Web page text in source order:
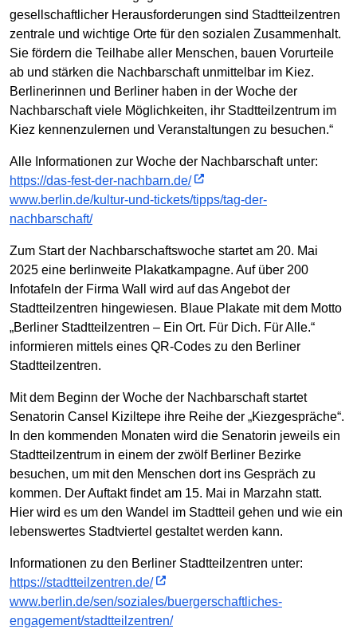
gesellschaftlicher Herausforderungen sind Stadtteilzentren
zentrale und wichtige Orte für den sozialen Zusammenhalt.
Sie fördern die Teilhabe aller Menschen, bauen Vorurteile
ab und stärken die Nachbarschaft unmittelbar im Kiez.
Berlinerinnen und Berliner haben in der Woche der
Nachbarschaft viele Möglichkeiten, ihr Stadtteilzentrum im
Kiez kennenzulernen und Veranstaltungen zu besuchen.“
Alle Informationen zur Woche der Nachbarschaft unter:
https://das-fest-der-nachbarn.de/
www.berlin.de/kultur-und-tickets/tipps/tag-der-
nachbarschaft/
Zum Start der Nachbarschaftswoche startet am 20. Mai
2025 eine berlinweite Plakatkampagne. Auf über 200
Infotafeln der Firma Wall wird auf das Angebot der
Stadtteilzentren hingewiesen. Blaue Plakate mit dem Motto
„Berliner Stadtteilzentren – Ein Ort. Für Dich. Für Alle.“
informieren mittels eines QR-Codes zu den Berliner
Stadtteilzentren.
Mit dem Beginn der Woche der Nachbarschaft startet
Senatorin Cansel Kiziltepe ihre Reihe der „Kiezgespräche“.
In den kommenden Monaten wird die Senatorin jeweils ein
Stadtteilzentrum in einem der zwölf Berliner Bezirke
besuchen, um mit den Menschen dort ins Gespräch zu
kommen. Der Auftakt findet am 15. Mai in Marzahn statt.
Hier wird es um den Wandel im Stadtteil gehen und wie ein
lebenswertes Stadtviertel gestaltet werden kann.
Informationen zu den Berliner Stadtteilzentren unter:
https://stadtteilzentren.de/
www.berlin.de/sen/soziales/buergerschaftliches-
engagement/stadtteilzentren/